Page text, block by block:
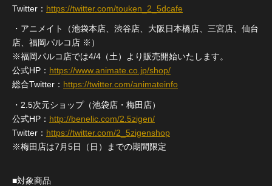
Twitter： https://twitter.com/touken_2_5dcafe
・アニメイト（池袋本店、渋谷店、大阪日本橋店、三宮店、仙台
店、福岡パルコ店 ※）
※福岡パルコ店では4/4（土）より販売開始いたします。
公式HP： https://www.animate.co.jp/shop/
総合Twitter： https://twitter.com/animateinfo
・2.5次元ショップ（池袋店・梅田店）
公式HP： http://benelic.com/2.5zigen/
Twitter： https://twitter.com/2_5zigenshop
※梅田店は7月5日（日）までの期間限定
■対象商品